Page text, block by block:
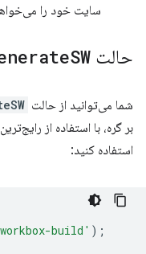
سایت خود را
حالت SW
شما می‌توانید از حالت
بر گره، با استفاده از رایج‌ترین
استفاده کنید:
build' );